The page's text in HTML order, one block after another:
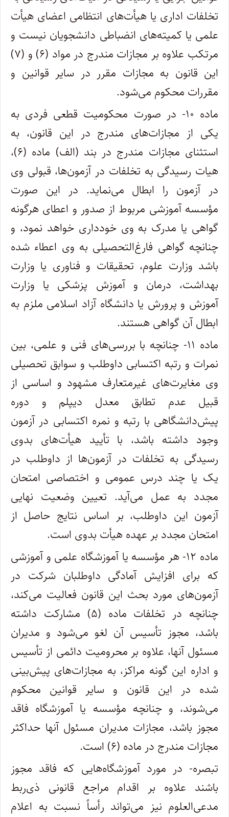
تخلفات اداری یا هیأت‌های انتظامی اعضای هیأت
علمی یا کمیته‌های انضباطی دانشجویان نیست و
مرتکب علاوه بر مجازات مندرج در مواد (۶) و (۷)
این قانون به مجازات مقرر در سایر قوانین و
مقررات محکوم می‌شود.
ماده ۱۰- در صورت محکومیت قطعی فردی به
یکی از مجازات‌های مندرج در این قانون، به
استثنای مجازات مندرج در بند (الف) ماده (۶)،
هیات رسیدگی به تخلفات در آزمون‌ها، قبولی وی
در آزمون را ابطال می‌نماید. در این صورت
مؤسسه آموزشی مربوط از صدور و اعطای هرگونه
گواهی یا مدرک به وی خودداری خواهد نمود، و
چنانچه گواهی فارغ‌التحصیلی به وی اعطاء شده
باشد وزارت علوم، تحقیقات و فناوری یا وزارت
بهداشت، درمان و آموزش پزشکی یا وزارت
آموزش و پرورش یا دانشگاه آزاد اسلامی ملزم به
ابطال آن گواهی هستند.
ماده ۱۱- چنانچه با بررسی‌های فنی و علمی، بین
نمرات و رتبه اکتسابی داوطلب و سوابق تحصیلی
وی مغایرت‌های غیرمتعارف مشهود و اساسی از
قبیل عدم تطابق معدل دیپلم و دوره
پیش‌دانشگاهی با رتبه و نمره اکتسابی در آزمون
وجود داشته باشد، با تأیید هیأت‌های بدوی
رسیدگی به تخلفات در آزمون‌ها از داوطلب در
یک یا چند درس عمومی و اختصاصی امتحان
مجدد به عمل می‌آید. تعیین وضعیت نهایی
آزمون این داوطلب، بر اساس نتایج حاصل از
امتحان مجدد بر عهده هیأت بدوی است.
ماده ۱۲- هر مؤسسه یا آموزشگاه علمی و آموزشی
که برای افزایش آمادگی داوطلبان شرکت در
آزمون‌های مورد بحث این قانون فعالیت می‌کند،
چنانچه در تخلفات ماده (۵) مشارکت داشته
باشد، مجوز تأسیس آن لغو می‌شود و مدیران
مسئول آنها، علاوه بر محرومیت دائمی از تأسیس
و اداره این گونه مراکز، به مجازات‌های پیش‌بینی
شده در این قانون و سایر قوانین محکوم
می‌شوند، و چنانچه مؤسسه یا آموزشگاه فاقد
مجوز باشد، مجازات مدیران مسئول آنها حداکثر
مجازات مندرج در ماده (۶) است.
تبصره- در مورد آموزشگاه‌هایی که فاقد مجوز
باشند علاوه بر اقدام مراجع قانونی ذی‌ربط
مدعی‌العلوم نیز می‌تواند رأساً نسبت به اعلام